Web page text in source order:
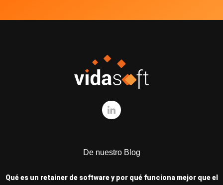
De nuestro Blog
Qué es un retainer de software y por qué funciona mejor que el